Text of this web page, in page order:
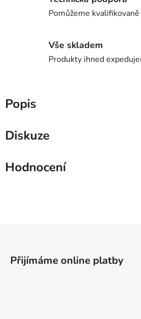
Pomůžeme
Vše skladem
Produkty ihned
Popis
Diskuze
Hodnocení
Přijímáme online platby